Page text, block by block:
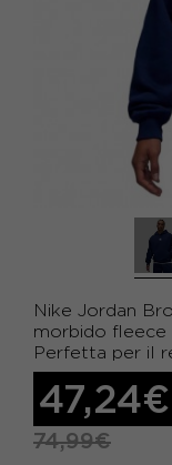
Nike Jordan
morbido fleece
Perfetta per il
47,24€
74,99€